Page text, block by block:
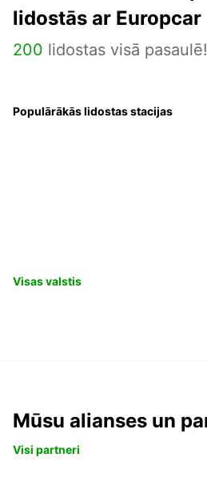
lidostās ar Europcar
200 lidostas visā pasaulē!
Populārākās lidostas stacijas
Visas valstis
Mūsu alianses un
Visi partneri